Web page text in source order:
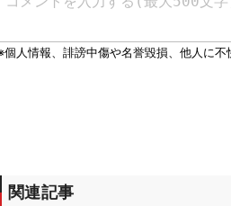
関連記事